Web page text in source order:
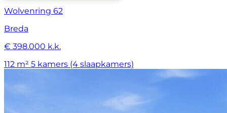
Wolvenring 62
Breda
€ 398.000 k.k.
112 m² 5 kamers (4 slaapkamers)